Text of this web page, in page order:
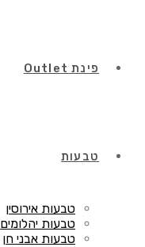
פינת Outlet
טבעות
טבעות אירוסין
טבעות יהלומים
טבעות אבני חן